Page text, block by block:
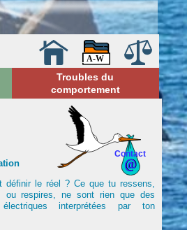
Troubles du
comportement
Contact
définir le réel ? Ce que tu ressens,
ou respires, ne sont rien que des
électriques interprétées par ton